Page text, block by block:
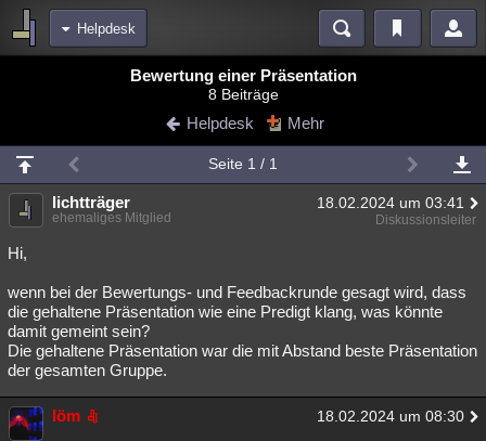
Helpdesk
Blogs
Chat Wiki Neuigkeiten
meine Rubriken
Menschen Wissenschaft Mystery Kriminalfälle
Natur Umfragen Unterhaltung
weitere Rubriken
Philosophie Träume Orte Esoterik Literatur
Astronomie Helpdesk Gruppen Gaming Filme
Bewertung einer Präsentation
8 Beiträge
Helpdesk Mehr
Seite 1 / 1
lichtträger 18.02.2024 um 03:41
ehemaliges Mitglied Diskussionsleiter
Hi,
wenn bei der Bewertungs- und Feedbackrunde gesagt wird, dass
die gehaltene Präsentation wie eine Predigt klang, was könnte
damit gemeint sein?
Die gehaltene Präsentation war die mit Abstand beste Präsentation
der gesamten Gruppe.
löm 18.02.2024 um 08:30